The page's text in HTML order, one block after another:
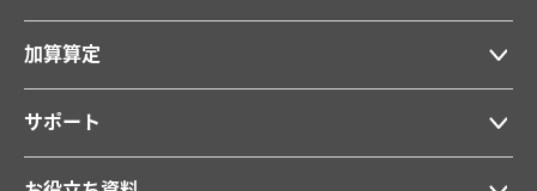
加算算定
サポート